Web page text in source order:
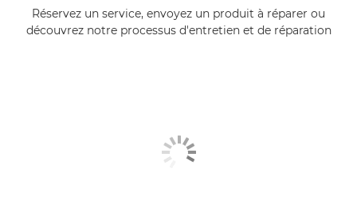
Réservez un service, envoyez un produit à réparer ou
découvrez notre processus d'entretien et de réparation